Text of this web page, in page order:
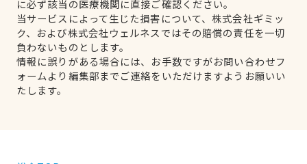
に必ず該当の医療機関に直接ご確認ください。
当サービスによって生じた損害について、株式会社ギミッ
ク、および株式会社ウェルネスではその賠償の責任を一切
負わないものとします。
情報に誤りがある場合には、お手数ですがお問い合わせフ
ォームより編集部までご連絡をいただけますようお願いい
たします。